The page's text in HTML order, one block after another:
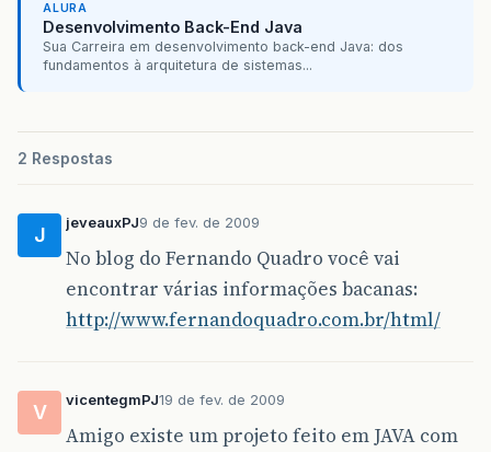
ALURA
Desenvolvimento Back-End Java
Sua Carreira em desenvolvimento back-end Java: dos
fundamentos à arquitetura de sistemas...
2 Respostas
J
jeveauxPJ9 de fev. de 2009
No blog do Fernando Quadro você vai
encontrar várias informações bacanas:
http://www.fernandoquadro.com.br/html/
V
vicentegmPJ19 de fev. de 2009
Amigo existe um projeto feito em JAVA com